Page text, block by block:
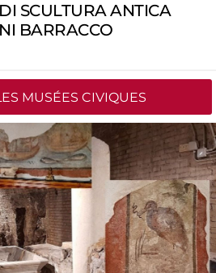
SCULTURA ANTICA
BARRACCO
MUSÉES CIVIQUES